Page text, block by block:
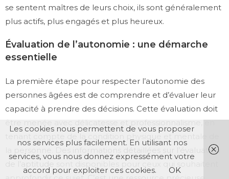
se sentent maîtres de leurs choix, ils sont généralement
plus actifs, plus engagés et plus heureux.
Évaluation de l’autonomie : une démarche
essentielle
La première étape pour respecter l’autonomie des
personnes âgées est de comprendre et d’évaluer leur
capacité à prendre des décisions. Cette évaluation doit
être menée avec délicatesse et professionnalisme, en
tenant compte de la condition physique et mentale de
la personne. Des informations
détaillées sur l’évaluation
sont disponibles pour ceux qui souhaitent
Les cookies nous permettent de vous proposer
nos services plus facilement. En utilisant nos
services, vous nous donnez expressément votre
accord pour exploiter ces cookies.
OK